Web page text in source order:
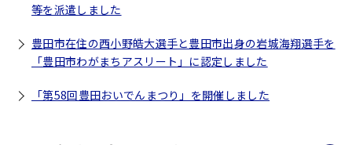
等を派遣しました
豊田市在住の西小野皓大選手と豊田市出身の岩城海翔選手を
「豊田市わがまちアスリート」に認定しました
「第58回豊田おいでんまつり」を開催しました